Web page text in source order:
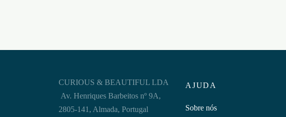
AJUDA
Sobre nós
CURIOUS & BEAUTIFUL LDA
Av. Henriques Barbeitos nº 9A,
2805-141, Almada, Portugal